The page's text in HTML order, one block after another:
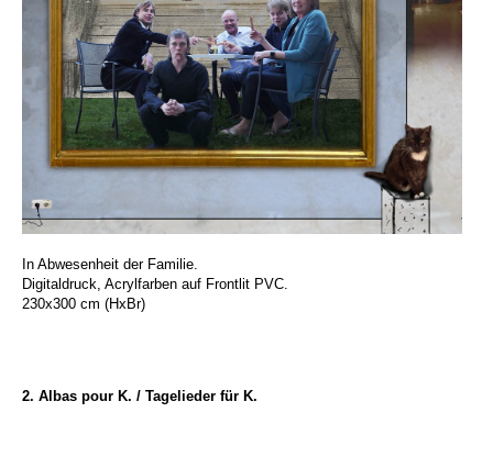
In Abwesenheit der Familie.
Digitaldruck, Acrylfarben auf Frontlit PVC.
230x300 cm (HxBr)
2. Albas pour K. / Tagelieder für K.